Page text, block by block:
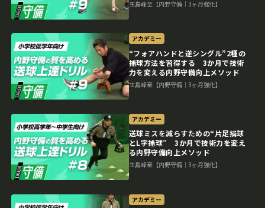
生島峰至【内野守備｜3ヶ月強化】
アカデミー
“フォアハンドと逆シングル”2種の
捕球方法を習得する 3か月で技術
力を変える内野守備向上メソッド
生島峰至【内野守備｜3ヶ月強化】
アカデミー
送球ミスを減らすための“片足捕球
とL字捕球” 3か月で技術力を変え
る内野守備向上メソッド
生島峰至【内野守備｜3ヶ月強化】
アカデミー